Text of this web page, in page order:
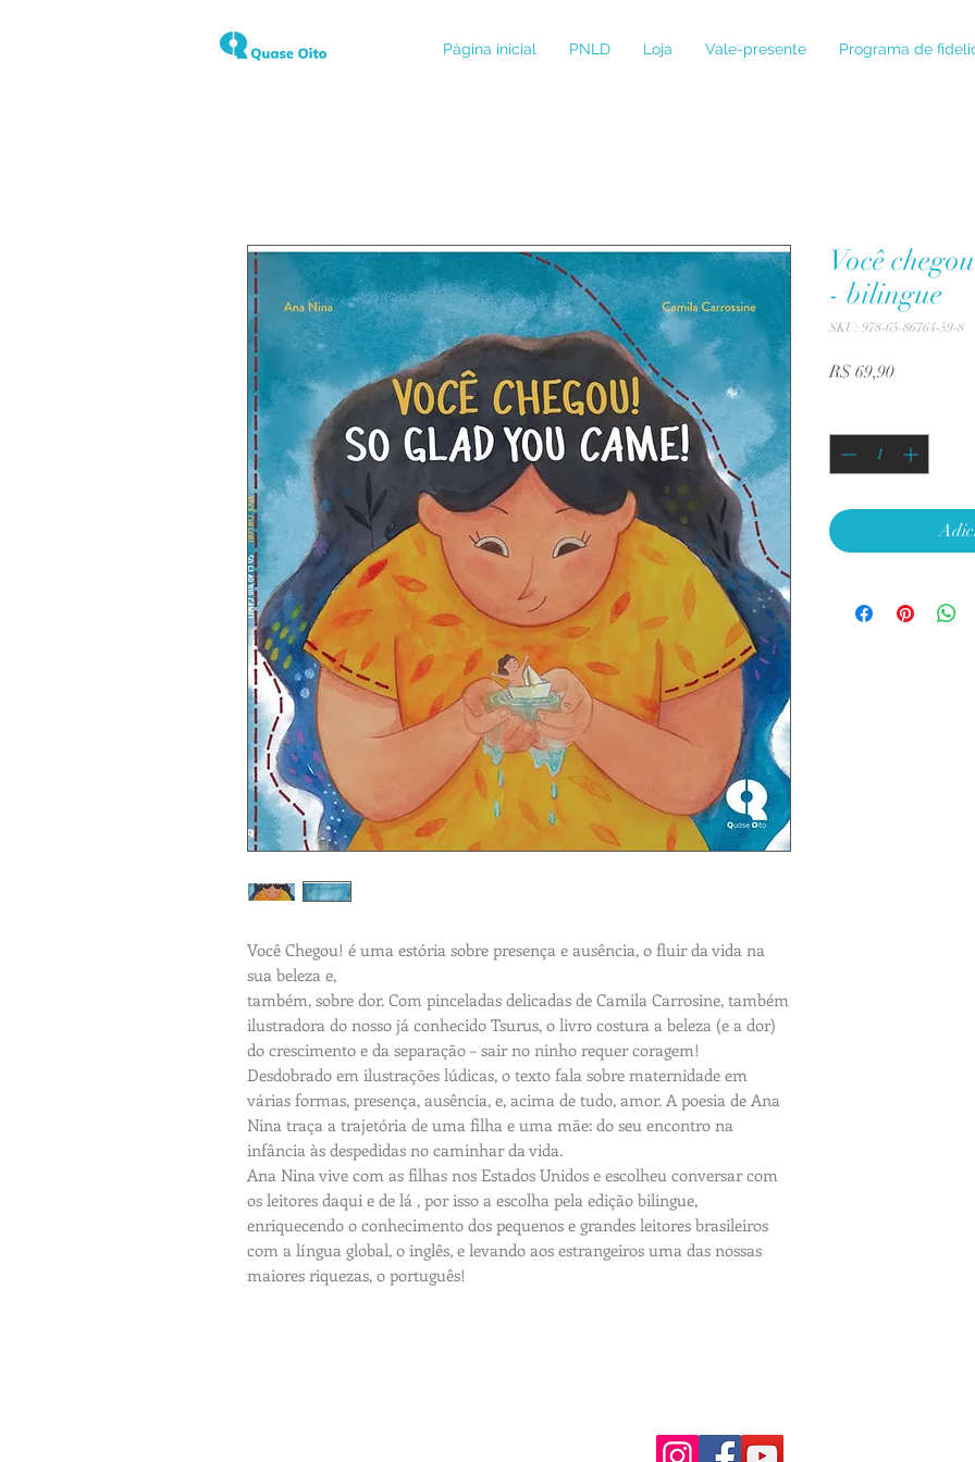
Página inicial PNLD Loja Vale-presente Programa de
Você Chegou! é uma estória sobre presença e ausência, o fluir da vida na
sua beleza e,
também, sobre dor. Com pinceladas delicadas de Camila Carrosine, também
ilustradora do nosso já conhecido Tsurus, o livro costura a beleza (e a dor)
do crescimento e da separação – sair no ninho requer coragem!
Desdobrado em ilustrações lúdicas, o texto fala sobre maternidade em
várias formas, presença, ausência, e, acima de tudo, amor. A poesia de Ana
Nina traça a trajetória de uma filha e uma mãe: do seu encontro na
infância às despedidas no caminhar da vida.
Ana Nina vive com as filhas nos Estados Unidos e escolheu conversar com
os leitores daqui e de lá , por isso a escolha pela edição bilingue,
enriquecendo o conhecimento dos pequenos e grandes leitores brasileiros
com a língua global, o inglês, e levando aos estrangeiros uma das nossas
maiores riquezas, o português!
Você
- bilingue
SKU: 978-65-86764-59-8
R$ 69,90Preço